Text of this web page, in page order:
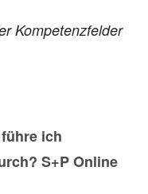
Kompetenzfelder
ich
S+P Online